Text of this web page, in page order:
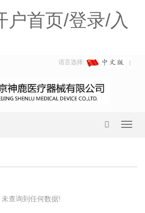
户首页/登录/入
语言选择:
未查询到任何数据!